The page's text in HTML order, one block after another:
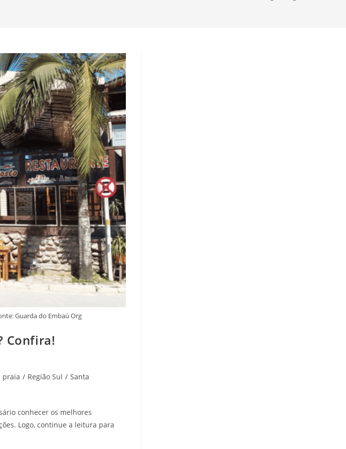
Guarda do Embaú Org
Confira!
praia / Região Sul / Santa
conhecer os melhores
Logo, continue a leitura para